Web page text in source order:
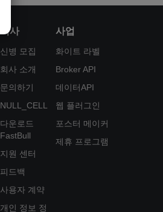
회사
신병 모집
회사 소개
문의하기
NULL_CELL
다운로드
FastBull
지원 센터
피드백
사용자 계약
개인 정보 정
사업
화이트 라벨
Broker API
데이터API
웹 플러그인
포스터 메이커
제휴 프로그램